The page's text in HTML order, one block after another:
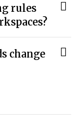
rules
change